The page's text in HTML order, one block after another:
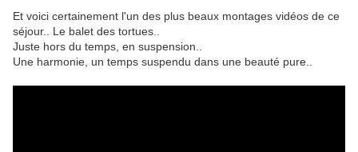
Et voici certainement l'un des plus beaux montages vidéos de ce
séjour.. Le balet des tortues..
Juste hors du temps, en suspension..
Une harmonie, un temps suspendu dans une beauté pure..